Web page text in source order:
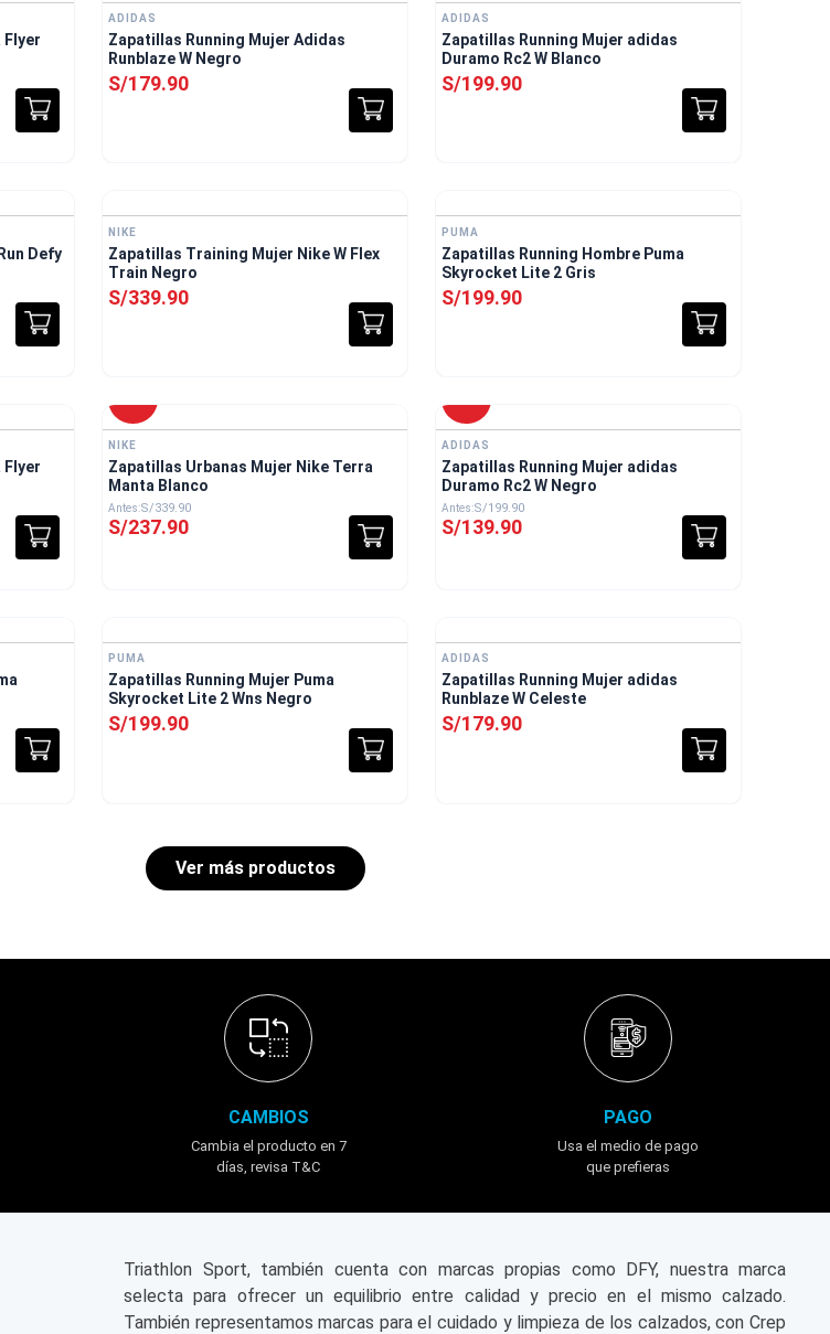
Flyer
ADIDAS
Zapatillas Running Mujer Adidas
Runblaze W Negro
S/179.90
ADIDAS
Zapatillas Running Mujer adidas
Duramo Rc2 W Blanco
S/199.90
Defy
NIKE
Zapatillas Training Mujer Nike W Flex
Train Negro
S/339.90
PUMA
Zapatillas Running Hombre Puma
Skyrocket Lite 2 Gris
S/199.90
Flyer
NIKE
Zapatillas Urbanas Mujer Nike Terra
Manta Blanco
S/339.90
S/237.90
ADIDAS
Zapatillas Running Mujer adidas
Duramo Rc2 W Negro
S/199.90
S/139.90
PUMA
Zapatillas Running Mujer Puma
Skyrocket Lite 2 Wns Negro
S/199.90
ADIDAS
Zapatillas Running Mujer adidas
Runblaze W Celeste
S/179.90
de lo más vendido reúne las zapatillas y artículos deportivos con mayor demanda por su
lugar.
comprar los modelos más deseados antes de que se agoten.
CAMBIOS
Cambia el producto en 7
días, revisa T&C
PAGO
Usa el medio de pago
que prefieras
Triathlon Sport, también cuenta con marcas propias como DFY, nuestra marca
selecta para ofrecer un equilibrio entre calidad y precio en el mismo calzado.
También representamos marcas para el cuidado y limpieza de los calzados, con Crep